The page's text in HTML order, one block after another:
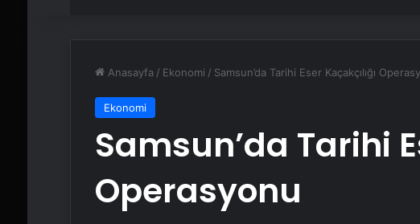
Anasayfa / Ekonomi / Samsun’da Tarihi Eser Kaçakçılığı
Ekonomi
Samsun’da Tarihi
Operasyonu